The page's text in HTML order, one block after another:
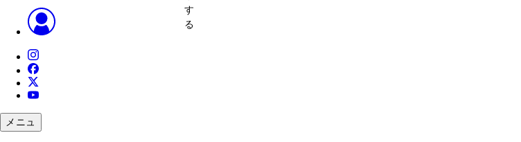
す
る
メニュ